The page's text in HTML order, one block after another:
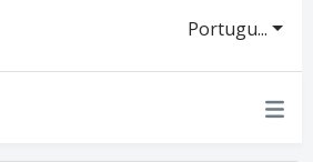
Portugu...